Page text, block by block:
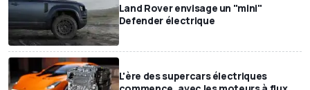
Land Rover envisage un "mini"
Defender électrique
L'ère des supercars électriques